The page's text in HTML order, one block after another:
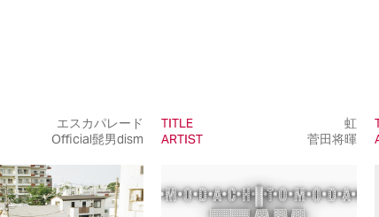
エスカパレード
Official髭男dism
TITLE
虹
ARTIST
菅田将暉